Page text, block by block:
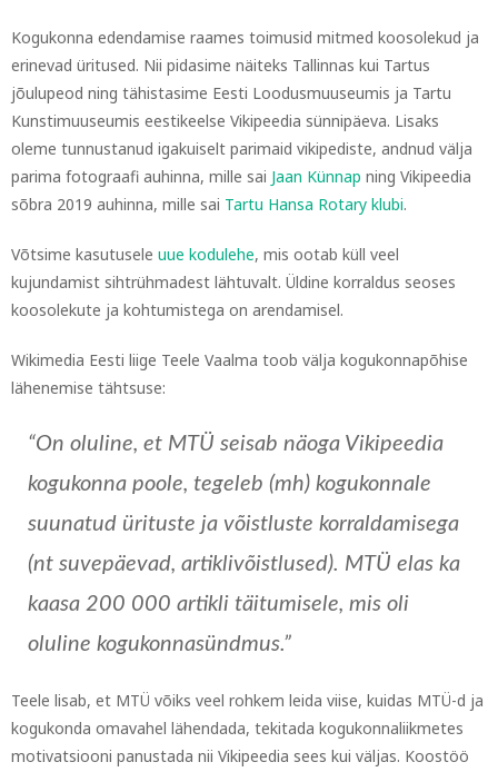
Kogukonna edendamise raames toimusid mitmed koosolekud ja
erinevad üritused. Nii pidasime näiteks Tallinnas kui Tartus
jõulupeod ning tähistasime Eesti Loodusmuuseumis ja Tartu
Kunstimuuseumis eestikeelse Vikipeedia sünnipäeva. Lisaks
oleme tunnustanud igakuiselt parimaid vikipediste, andnud välja
parima fotograafi auhinna, mille sai Jaan Künnap ning Vikipeedia
sõbra 2019 auhinna, mille sai Tartu Hansa Rotary klubi.
Võtsime kasutusele uue kodulehe, mis ootab küll veel
kujundamist sihtrühmadest lähtuvalt. Üldine korraldus seoses
koosolekute ja kohtumistega on arendamisel.
Wikimedia Eesti liige Teele Vaalma toob välja kogukonnapõhise
lähenemise tähtsuse:
“On oluline, et MTÜ seisab näoga Vikipeedia
kogukonna poole, tegeleb (mh) kogukonnale
suunatud ürituste ja võistluste korraldamisega
(nt suvepäevad, artiklivõistlused). MTÜ elas ka
kaasa 200 000 artikli täitumisele, mis oli
oluline kogukonnasündmus.”
Teele lisab, et MTÜ võiks veel rohkem leida viise, kuidas MTÜ-d ja
kogukonda omavahel lähendada, tekitada kogukonnaliikmetes
motivatsiooni panustada nii Vikipeedia sees kui väljas. Koostöö